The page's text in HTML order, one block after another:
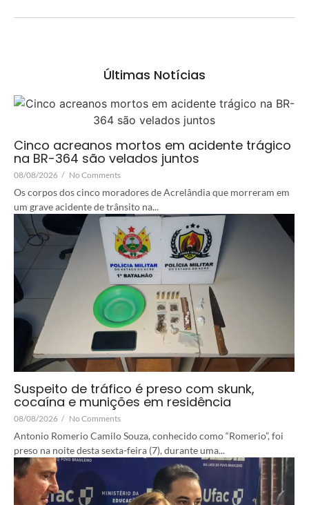
Últimas Notícias
Cinco acreanos mortos em acidente trágico
na BR-364 são velados juntos
08/08/2026 / No Comments
Os corpos dos cinco moradores de Acrelândia que morreram em
um grave acidente de trânsito na...
Suspeito de tráfico é preso com skunk,
cocaína e munições em residência
08/08/2026 / No Comments
Antonio Romerio Camilo Souza, conhecido como “Romerio”, foi
preso na noite desta sexta-feira (7), durante uma...